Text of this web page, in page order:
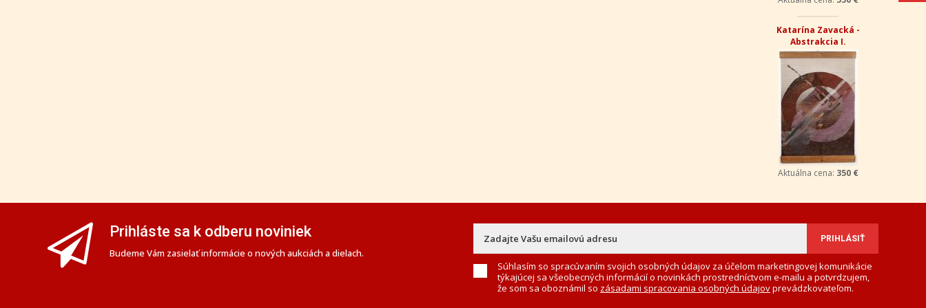
Katarína Zavacká -
Abstrakcia I.
Aktuálna cena: 350 €
Prihláste sa k odberu noviniek
Budeme Vám zasielať informácie o nových aukciách a dielach.
Súhlasím so spracúvaním svojich osobných údajov za účelom marketingovej komunikácie
týkajúcej sa všeobecných informácií o novinkách prostredníctvom e-mailu a potvrdzujem,
že som sa oboznámil so zásadami spracovania osobných údajovprevádzkovateľom.